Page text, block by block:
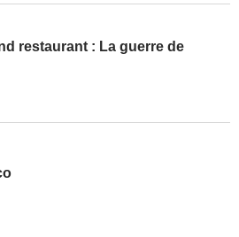
restaurant : La guerre de